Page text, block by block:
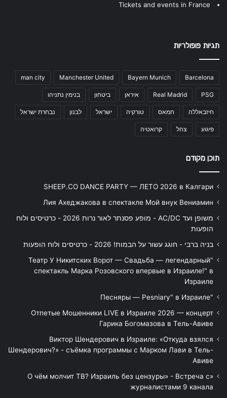
Tickets and events in France
תגיות פופולריות
Barcelona
Bayern Munich
Manchester United
man city
PSG
Real Madrid איראן ביטחון בנימין נתניהו
חיזבאללה חמאס טורקיה ישראל לבנון נבחרת ישראל
פיגוע צהל קרואטיה
תוכן מקודם
SHEEP.CO DANCE PARTY — ЛЕТО 2026 в Калгари
Лия Ахеджакова в спектакле Мой внук Вениамин
משופן ועד AC/DC - מופע פסנתר לאור נרות 2026 - כרטיסים ולוח
הופעות
בניה ברבי - חוגג עשור על הבמות! 2026 - כרטיסים ולוח הופעות
"Театр У Никитских Ворот — Свадьба — легендарный
спектакль Марка Розовского впервые в Израиле!" в
Израиле
"Песняры — Pesniary" в Израиле
Отпетые Мошенники LIVE в Израиле 2026 — концерт
Гарика Богомазова в Тель-Авиве
Виктор Шендерович в Израиле: «Откуда взялся
Шендерович?» - съёмка программы с Марком Лави в Тель-
Авиве
«О чём молчит ТВ? Израиль без цензуры» - Встреча с
журналистами 9 канала